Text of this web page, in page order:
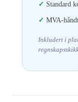
Standard
MVA-
Inkludert i